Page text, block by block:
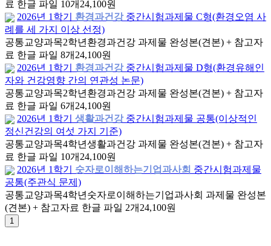
료 한글 파일 10개 24,100원
2026년 1학기
환경과건강 중간시험과제물 C형(환경오염 사
례를 세 가지 이상 선정)
공통교양과목2학년 환경과건강 과제물 완성본(견본) + 참고자
료 한글 파일 8개 24,100원
2026년 1학기
환경과건강 중간시험과제물 D형(환경유해인
자와 건강영향 간의 연관성 논문)
공통교양과목2학년 환경과건강 과제물 완성본(견본) + 참고자
료 한글 파일 6개 24,100원
2026년 1학기
생활과건강 중간시험과제물 공통(이상적인
정신건강의 여섯 가지 기준)
공통교양과목4학년생활과건강 과제물 완성본(견본) + 참고자
료 한글 파일 10개 24,100원
2026년 1학기
숫자로이해하는기업과사회 중간시험과제물
공통(주관식 문제)
공통교양과목4학년 숫자로이해하는기업과사회 과제물 완성본
(견본) + 참고자료 한글 파일 2개 24,100원